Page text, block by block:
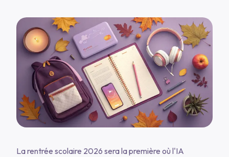
La rentrée scolaire 2026 sera la première où l'IA